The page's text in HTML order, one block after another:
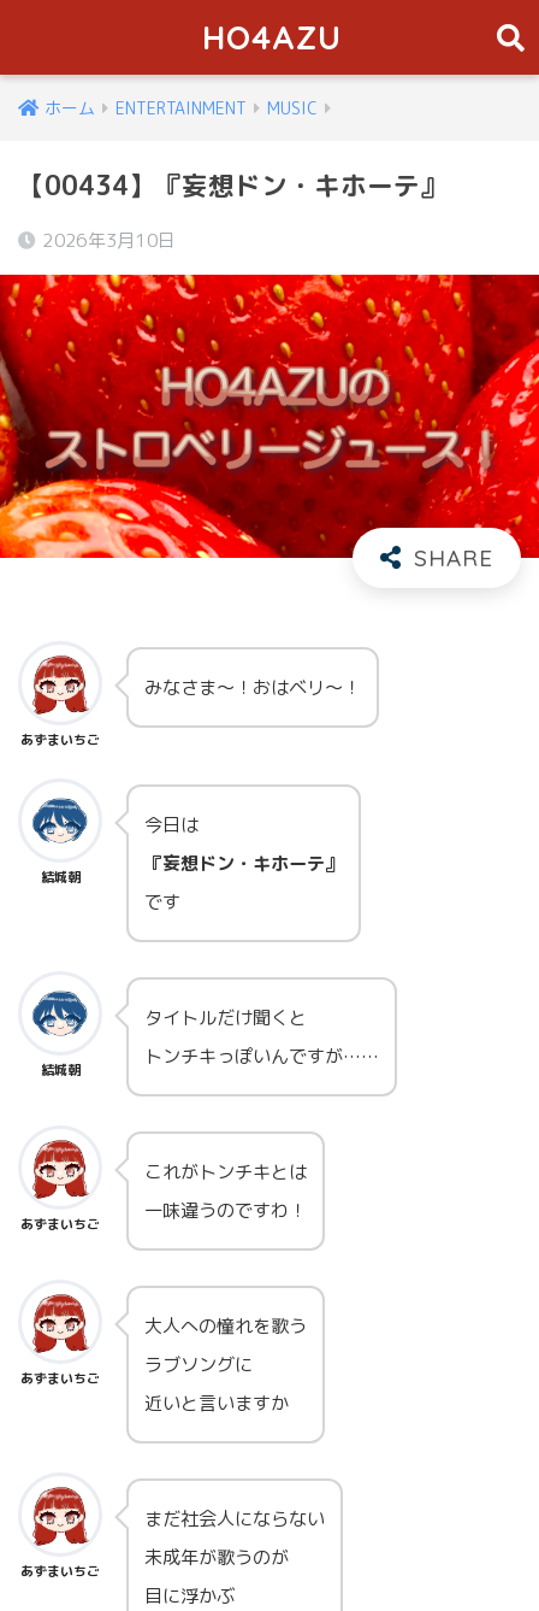
HO4AZU
ホーム ENTERTAINMENT MUSIC
【00434】『妄想ドン・キホーテ』
2026年3月10日
あずまいちご
みなさま～！おはベリ～！
結城朝
今日は
『妄想ドン・キホーテ』
です
結城朝
タイトルだけ聞くと
トンチキっぽいんですが……
あずまいちご
これがトンチキとは
一味違うのですわ！
あずまいちご
大人への憧れを歌う
ラブソングに
近いと言いますか
あずまいちご
まだ社会人にならない
未成年が歌うのが
目に浮かぶ